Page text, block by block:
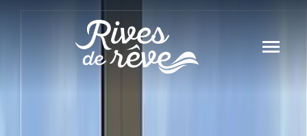
Panneau de gestion des cookies